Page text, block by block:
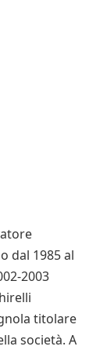
dal 1985 al
2003
titolare
società. A